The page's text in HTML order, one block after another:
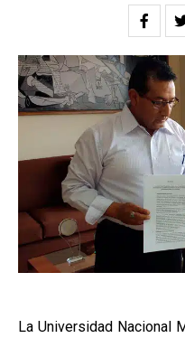
La Universidad Nacional